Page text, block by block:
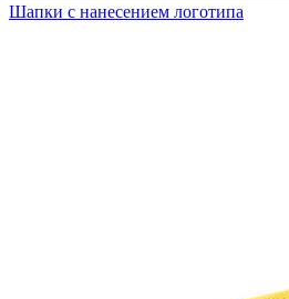
Шапки с нанесением логотипа